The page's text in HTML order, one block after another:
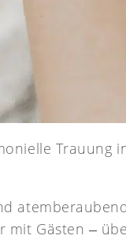
Trauung
Gästen ‒